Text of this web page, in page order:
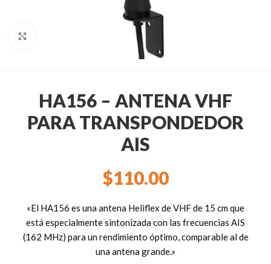
HA156 – ANTENA VHF
PARA TRANSPONDEDOR
AIS
$110.00
«El HA156 es una antena Heliflex de VHF de 15 cm que
está especialmente sintonizada con las frecuencias AIS
(162 MHz) para un rendimiento óptimo, comparable al de
una antena grande.»